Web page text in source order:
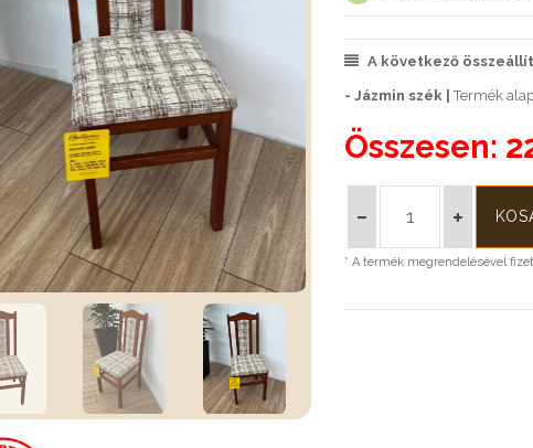
A következő
- Jázmin szék |Termék
Összesen:
* A termék megrendelésével